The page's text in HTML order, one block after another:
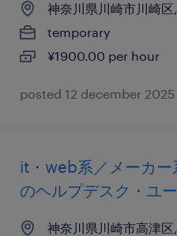
神奈川県川崎市川崎区
temporary
¥1900.00 per hour
posted 12 december 2025
it・web系／メーカー
のヘルプデスク・ユ
神奈川県川崎市高津区